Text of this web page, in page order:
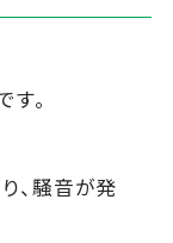
。
、騒音が発